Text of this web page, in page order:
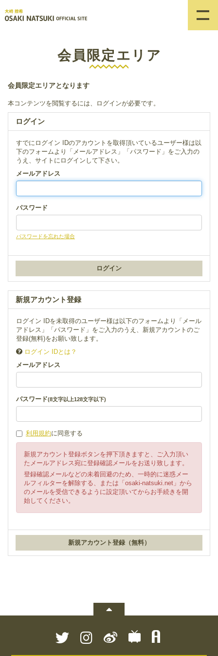
会員限定エリア
会員限定エリアとなります
本コンテンツを閲覧するには、ログインが必要です。
ログイン
すでにログイン IDのアカウントを取得頂いているユーザー様は以
下のフォームより「メールアドレス」「パスワード」をご入力の
うえ、サイトにログインして下さい。
メールアドレス
パスワード
パスワードを忘れた場合
新規アカウント登録
ログイン IDを未取得のユーザー様は以下のフォームより「メール
アドレス」「パスワード」をご入力のうえ、新規アカウントのご
登録(無料)をお願い致します。
ログイン IDとは？
メールアドレス
パスワード(8文字以上128文字以下)
利用規約に同意する
新規アカウント登録ボタンを押下頂きますと、ご入力頂い
たメールアドレス宛に登録確認メールをお送り致します。
登録確認メールなどの未着回避のため、一時的に迷惑メー
ルフィルターを解除する、または「osaki-natsuki.net」から
のメールを受信できるように設定頂いてからお手続きを開
始してください。